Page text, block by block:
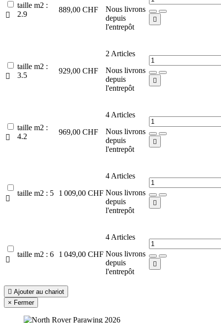

taille m2 :
2.9
889,00 CHF
Nous livrons
depuis
l'entrepôt


taille m2 :
3.5
929,00 CHF
2 Articles
Nous livrons
depuis
l'entrepôt


taille m2 :
4.2
969,00 CHF
4 Articles
Nous livrons
depuis
l'entrepôt


taille m2 : 5 1 009,00 CHF
4 Articles
Nous livrons
depuis
l'entrepôt


taille m2 : 6 1 049,00 CHF
4 Articles
Nous livrons
depuis
l'entrepôt

 Ajouter au chariot
× Fermer